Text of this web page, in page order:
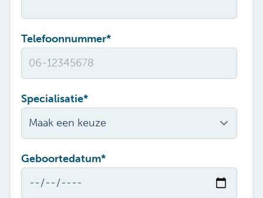
Telefoonnummer*
Specialisatie*
Geboortedatum*